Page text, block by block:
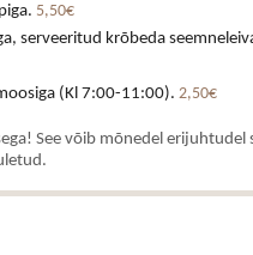
5,50€
serveeritud krõbeda
(Kl 7:00-11:00). 2,50€
See võib mõnedel erijuhtudel